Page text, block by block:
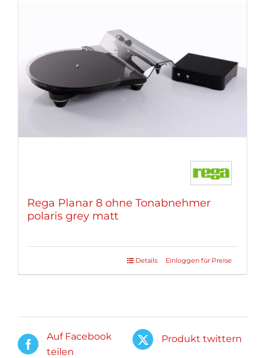
Rega Planar 8 ohne Tonabnehmer
polaris grey matt
Einloggen für Preise
Details
Auf Facebook
teilen
Produkt twittern